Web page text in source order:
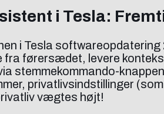
i Tesla:
i Tesla
fra førersædet, levere
stemmekommando-
privatlivsindstillinger
vægtes højt!